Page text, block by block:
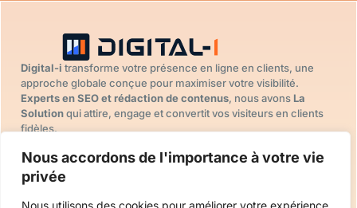
Nous accordons de l'importance à votre vie
privée
Nous utilisons des cookies pour améliorer votre expérience
Digital-i transforme votre présence en ligne en clients, une
approche globale conçue pour maximiser votre visibilité.
Experts en SEO et rédaction de contenus, nous avons La
Solutionqui attire, engage et convertit vos visiteurs en clients
fidèles.
Accueil
Nos projets
FAQ
DIGITALE
LinkedIn